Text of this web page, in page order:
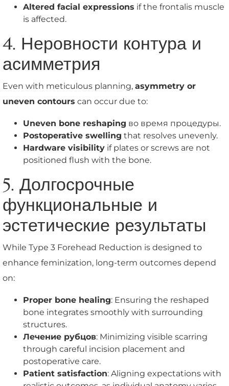
Altered facial expressions if the frontalis muscle
is affected.
4. Неровности контура и
асимметрия
Even with meticulous planning, asymmetry or
uneven contours can occur due to:
Uneven bone reshaping во время процедуры.
Postoperative swelling that resolves unevenly.
Hardware visibility if plates or screws are not
positioned flush with the bone.
5. Долгосрочные
функциональные и
эстетические результаты
While Type 3 Forehead Reduction is designed to
enhance feminization, long-term outcomes depend
on:
Proper bone healing: Ensuring the reshaped
bone integrates smoothly with surrounding
structures.
Лечение рубцов: Minimizing visible scarring
through careful incision placement and
postoperative care.
Patient satisfaction: Aligning expectations with